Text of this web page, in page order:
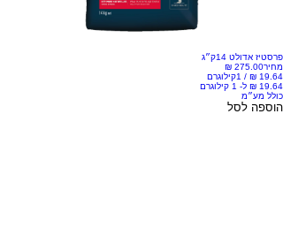
פרסטיז אדולט 14ק״ג
מחיר
/ 1קילוגרם
כולל מע״מ
הוספה לסל